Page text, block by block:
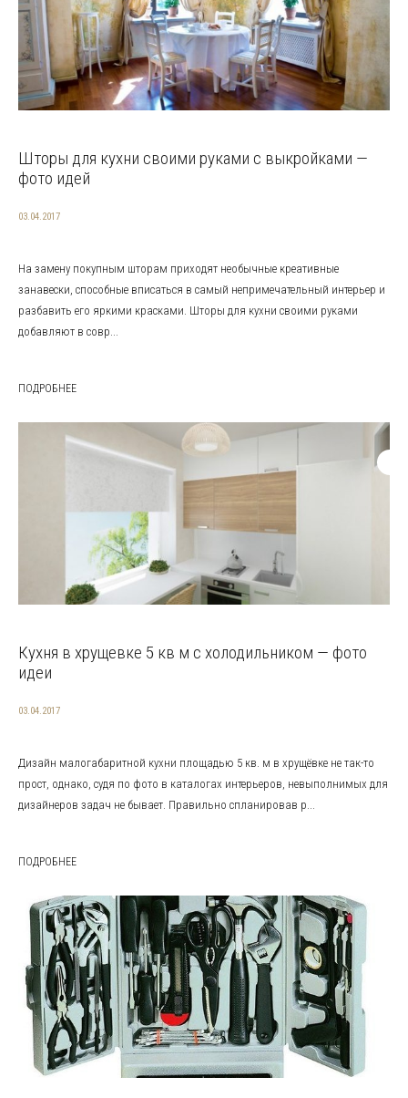
Шторы для кухни своими руками с выкройками —
фото идей
03.04.2017
На замену покупным шторам приходят необычные креативные
занавески, способные вписаться в самый непримечательный интерьер и
разбавить его яркими красками. Шторы для кухни своими руками
добавляют в совр...
ПОДРОБНЕЕ
Кухня в хрущевке 5 кв м с холодильником — фото
идеи
03.04.2017
Дизайн малогабаритной кухни площадью 5 кв. м в хрущёвке не так-то
прост, однако, судя по фото в каталогах интерьеров, невыполнимых для
дизайнеров задач не бывает. Правильно спланировав р...
ПОДРОБНЕЕ